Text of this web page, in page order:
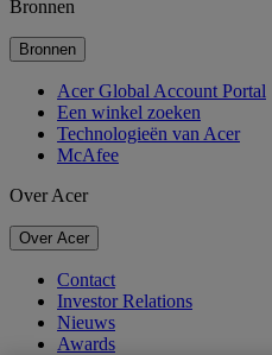
Bronnen
Bronnen
Acer Global Account Portal
Een winkel zoeken
Technologieën van Acer
McAfee
Over Acer
Over Acer
Contact
Investor Relations
Nieuws
Awards